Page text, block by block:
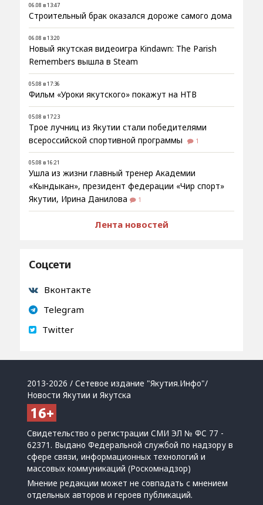
06.08 в 13:47
Строительный брак оказался дороже самого дома
06.08 в 13:20
Новый якутская видеоигра Kindawn: The Parish
Remembers вышла в Steam
05.08 в 17:36
Фильм «Уроки якутского» покажут на НТВ
05.08 в 17:23
Трое лучниц из Якутии стали победителями
всероссийской спортивной программы
1
05.08 в 16:21
Ушла из жизни главный тренер Академии
«Кындыкан», президент федерации «Чир спорт»
Якутии, Ирина Данилова
1
Лента новостей
Соцсети
Вконтакте
Telegram
Twitter
2013-2026 / Сетевое издание "Якутия.Инфо"/
Новости Якутии и Якутска
Свидетельство о регистрации СМИ ЭЛ № ФС 77 -
62371. Выдано Федеральной службой по надзору в
сфере связи, информационных технологий и
массовых коммуникаций (Роскомнадзор)
Мнение редакции может не совпадать с мнением
отдельных авторов и героев публикаций.